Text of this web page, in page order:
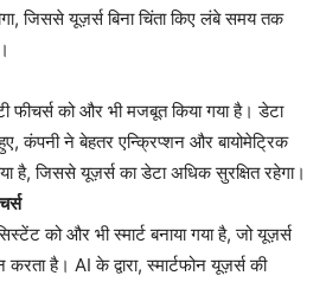
जिससे यूज़र्स बिना चिंता किए लंबे समय तक
फीचर्स को और भी मजबूत किया गया है। डेटा
कंपनी ने बेहतर एन्क्रिप्शन और बायोमेट्रिक
है, जिससे यूज़र्स का डेटा अधिक सुरक्षित रहेगा।
को और भी स्मार्ट बनाया गया है, जो यूज़र्स
है। AI के द्वारा, स्मार्टफोन यूज़र्स की